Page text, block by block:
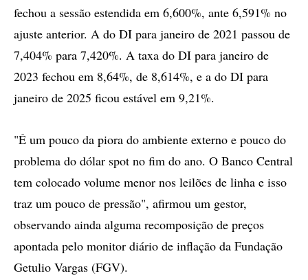
fechou a sessão estendida em 6,600%, ante 6,591% no
ajuste anterior. A do DI para janeiro de 2021 passou de
7,404% para 7,420%. A taxa do DI para janeiro de
2023 fechou em 8,64%, de 8,614%, e a do DI para
janeiro de 2025 ficou estável em 9,21%.
"É um pouco da piora do ambiente externo e pouco do
problema do dólar spot no fim do ano. O Banco Central
tem colocado volume menor nos leilões de linha e isso
traz um pouco de pressão", afirmou um gestor,
observando ainda alguma recomposição de preços
apontada pelo monitor diário de inflação da Fundação
Getulio Vargas (FGV).